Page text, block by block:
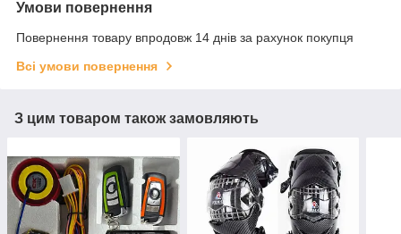
Умови повернення
Повернення товару впродовж 14 днів за рахунок покупця
Всі умови повернення
З цим товаром також замовляють